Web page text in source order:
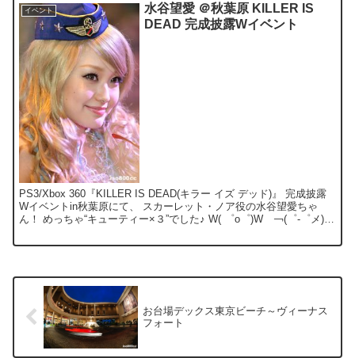
イベント
水谷望愛 ＠秋葉原 KILLER IS
DEAD 完成披露Wイベント
PS3/Xbox 360『KILLER IS DEAD(キラー イズ デッド)』 完成披露
Wイベントin秋葉原にて、 スカーレット・ノア役の水谷望愛ちゃ
ん！ めっちゃ“キューティー×３”でした♪ W( ゜o゜)W ￢(゜-゜メ)
お台場デックス東京ビーチ～ヴィーナス
フォート